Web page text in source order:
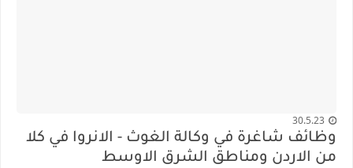
30.5.23
وظائف شاغرة في وكالة الغوث - الانروا في كلا
من الاردن ومناطق الشرق الاوسط